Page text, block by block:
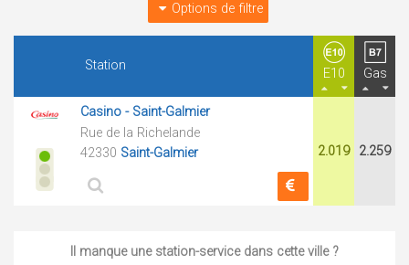
Options de filtre
Station
E10 Gas
Casino - Saint-Galmier
Rue de la Richelande
42330 Saint-Galmier 2.019 2.259
Il manque une station-service dans cette ville ?